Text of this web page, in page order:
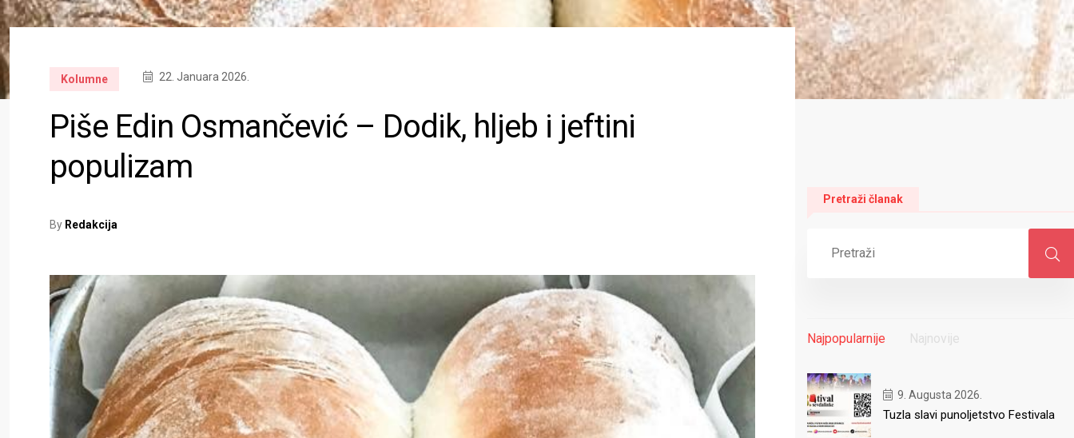
Kolumne 22. Januara 2026.
Piše Edin Osmančević – Dodik, hljeb i jeftini
populizam
By Redakcija
Pretraži članak
Najpopularnije Najnovije
9. Augusta 2026.
Tuzla slavi punoljetstvo Festivala